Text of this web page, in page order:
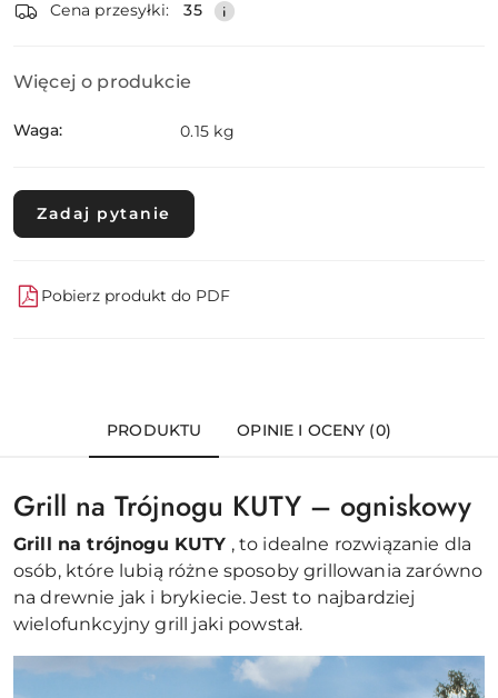
Cena przesyłki: 35
Więcej o produkcie
Waga: 0.15 kg
Zadaj pytanie
Pobierz produkt do PDF
PRODUKTU OPINIE I OCENY (0)
Grill na Trójnogu KUTY – ogniskowy
Grill na trójnogu KUTY , to idealne rozwiązanie dla
osób, które lubią różne sposoby grillowania zarówno
na drewnie jak i brykiecie. Jest to najbardziej
wielofunkcyjny grill jaki powstał.